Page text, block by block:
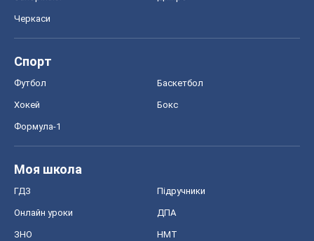
Черкаси
Спорт
Футбол Баскетбол
Хокей Бокс
Формула-1
Моя школа
ГДЗ Підручники
Онлайн уроки ДПА
ЗНО НМТ